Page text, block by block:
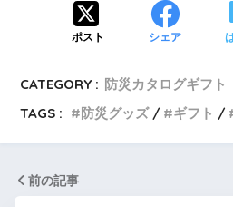
ポスト シェア
CATEGORY : 防災カタログギフト
TAGS :
防災グッズ ギフト
前の記事